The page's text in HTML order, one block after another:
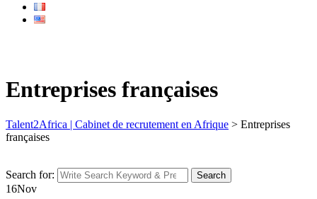
Entreprises françaises
Talent2Africa | Cabinet de recrutement en Afrique > Entreprises
françaises
Search for: Search
16Nov